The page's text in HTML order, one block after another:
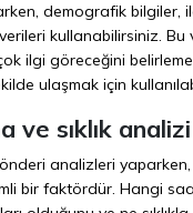
demografik bilgiler,
kullanabilirsiniz. Bu
ilgi göreceğini
ulaşmak için
ve sıklık analizi
analizleri
bir faktördür. Hangi